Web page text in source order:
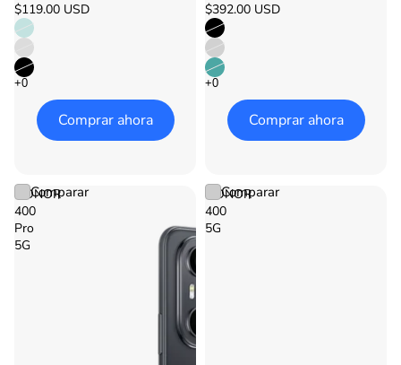
$119.00 USD
Comprar ahora
Comparar
$392.00 USD
Comprar ahora
Comparar
HONOR
400
Pro
5G
HONOR
400
5G